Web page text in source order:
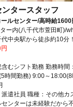
タースタッフ
ールセンター/高時給1600
ー内(八千代市萱田町)/
中央駅から徒歩約10分！
むシフト勤務 勤務時間
時間勤務) 9:00～
遣社員 職種：その他カ
センターは未経験だから